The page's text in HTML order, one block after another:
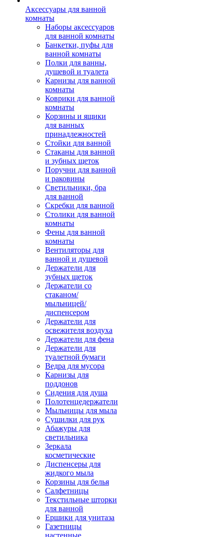
Аксессуары для ванной
комнаты
Наборы аксессуаров
для ванной комнаты
Банкетки, пуфы для
ванной комнаты
Полки для ванны,
душевой и туалета
Карнизы для ванной
комнаты
Коврики для ванной
комнаты
Корзины и ящики
для ванных
принадлежностей
Стойки для ванной
Стаканы для ванной
и зубных щеток
Поручни для ванной
и раковины
Светильники, бра
для ванной
Скребки для ванной
Столики для ванной
комнаты
Фены для ванной
комнаты
Вентиляторы для
ванной и душевой
Держатели для
зубных щеток
Держатели со
стаканом/
мыльницей/
диспенсером
Держатели для
освежителя воздуха
Держатели для фена
Держатели для
туалетной бумаги
Ведра для мусора
Карнизы для
поддонов
Сидения для душа
Полотенцедержатели
Мыльницы для мыла
Сушилки для рук
Абажуры для
светильника
Зеркала
косметические
Диспенсеры для
жидкого мыла
Корзины для белья
Салфетницы
Текстильные шторки
для ванной
Ершики для унитаза
Газетницы
настенные